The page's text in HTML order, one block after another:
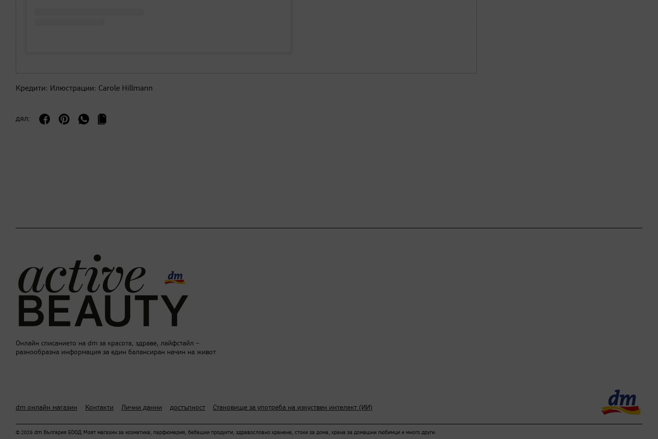
Кредити: Илюстрации: Carole Hillmann
дял:
Онлайн списанието на dm за красота, здраве, лайфстайл –
разнообразна информация за един балансиран начин на живот
dm онлайн магазин Контакти Лични данни достъпност Становище за употреба на изкуствен интелект (ИИ)
© 2026 dm България ЕООД Моят магазин за козметика, парфюмерия, бебешки продукти, здравословно хранене, стоки за дома, храна за домашни любимци и много други.